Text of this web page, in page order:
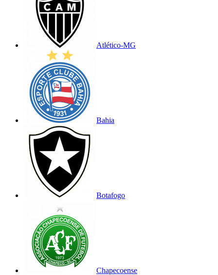
Atlético-MG
Bahia
Botafogo
Chapecoense